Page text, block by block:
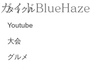
タックル
Youtube
大会
グルメ
ガイドBlueHaze